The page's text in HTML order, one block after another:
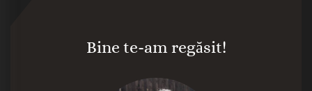
Bine te-am regăsit!